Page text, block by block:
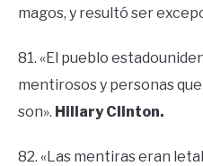
magos, y resultó ser
​​81. «El pueblo
mentirosos y personas
son». Hillary Clinton.
82. «Las mentiras eran